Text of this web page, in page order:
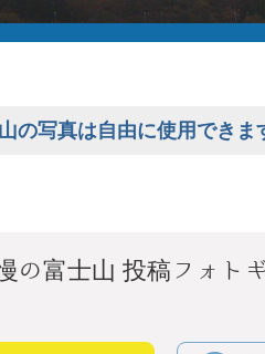
の写真は自由に使用できま
の富士山 投稿フォト